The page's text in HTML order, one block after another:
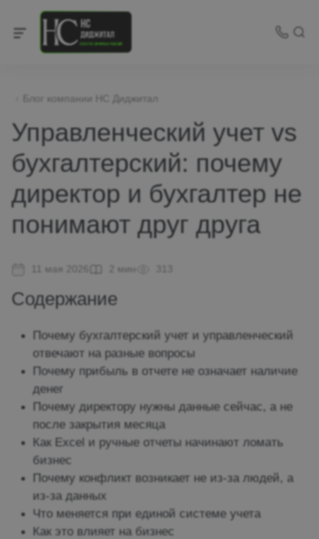
Блог компании НС Диджитал
Управленческий учет vs
бухгалтерский: почему
директор и бухгалтер не
понимают друг друга
11 мая 2026 2 мин
Содержание
Почему бухгалтерский учет и управленческий
отвечают на разные вопросы
Почему прибыль в отчете не означает наличие
денег
Почему директору нужны данные сейчас, а не
после закрытия месяца
Как Excel и ручные отчеты начинают ломать
бизнес
Почему конфликт возникает не из-за людей, а
из-за данных
Что меняется при единой системе учета
Как это влияет на бизнес